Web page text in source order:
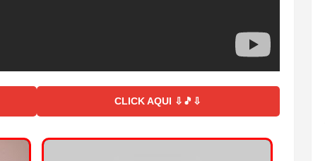
CLICK AQUI ⇩🎵⇩